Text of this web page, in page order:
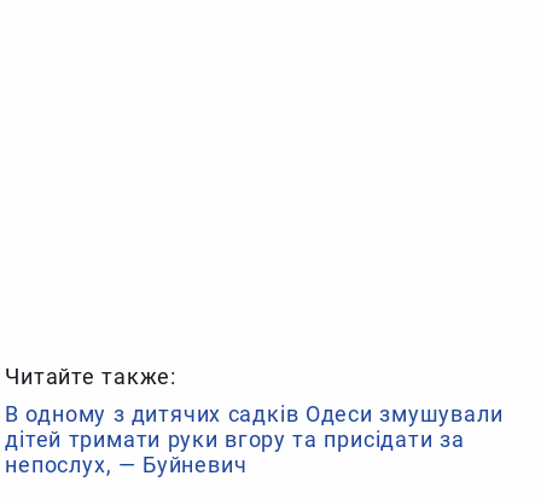
Читайте также:
В одному з дитячих садків Одеси змушували
дітей тримати руки вгору та присідати за
непослух, — Буйневич